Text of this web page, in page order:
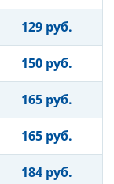
129 руб.
150 руб.
165 руб.
165 руб.
184 руб.